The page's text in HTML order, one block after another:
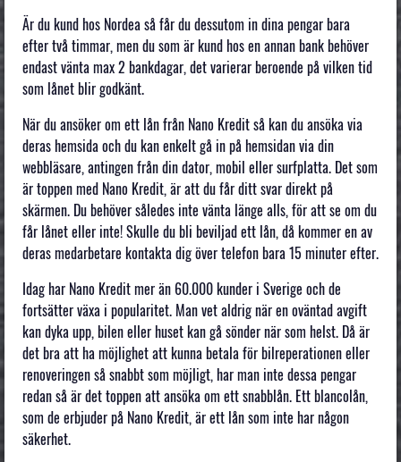
Är du kund hos Nordea så får du dessutom in dina pengar bara
efter två timmar, men du som är kund hos en annan bank behöver
endast vänta max 2 bankdagar, det varierar beroende på vilken tid
som lånet blir godkänt.
När du ansöker om ett lån från Nano Kredit så kan du ansöka via
deras hemsida och du kan enkelt gå in på hemsidan via din
webbläsare, antingen från din dator, mobil eller surfplatta. Det som
är toppen med Nano Kredit, är att du får ditt svar direkt på
skärmen. Du behöver således inte vänta länge alls, för att se om du
får lånet eller inte! Skulle du bli beviljad ett lån, då kommer en av
deras medarbetare kontakta dig över telefon bara 15 minuter efter.
Idag har Nano Kredit mer än 60.000 kunder i Sverige och de
fortsätter växa i popularitet. Man vet aldrig när en oväntad avgift
kan dyka upp, bilen eller huset kan gå sönder när som helst. Då är
det bra att ha möjlighet att kunna betala för bilreperationen eller
renoveringen så snabbt som möjligt, har man inte dessa pengar
redan så är det toppen att ansöka om ett snabblån. Ett blancolån,
som de erbjuder på Nano Kredit, är ett lån som inte har någon
säkerhet.